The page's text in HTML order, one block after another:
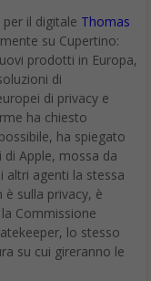
il digitale Thomas
su Cupertino:
prodotti in Europa,
di
di privacy e
ha chiesto
ha spiegato
di Apple, mossa da
altri agenti la stessa
sulla privacy, è
Commissione
lo stesso
su cui gireranno le